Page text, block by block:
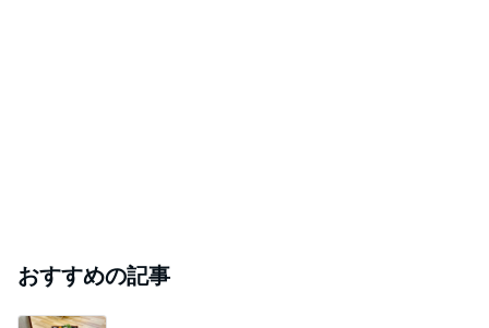
おすすめの記事